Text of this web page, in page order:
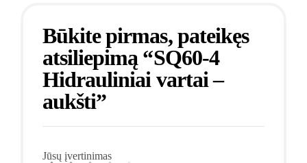
Būkite pirmas, pateikęs
atsiliepimą “SQ60-4
Hidrauliniai vartai –
aukšti”
Jūsų įvertinimas